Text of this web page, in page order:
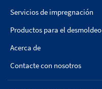
Servicios de impregnación
Productos para el desmoldeo
Acerca de
Contacte con nosotros